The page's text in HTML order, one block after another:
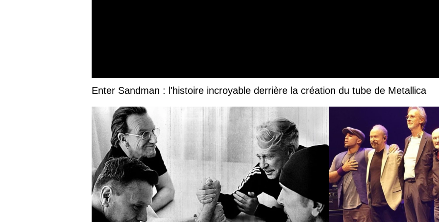
Enter Sandman : l'histoire incroyable derrière la création du tube de Metallica